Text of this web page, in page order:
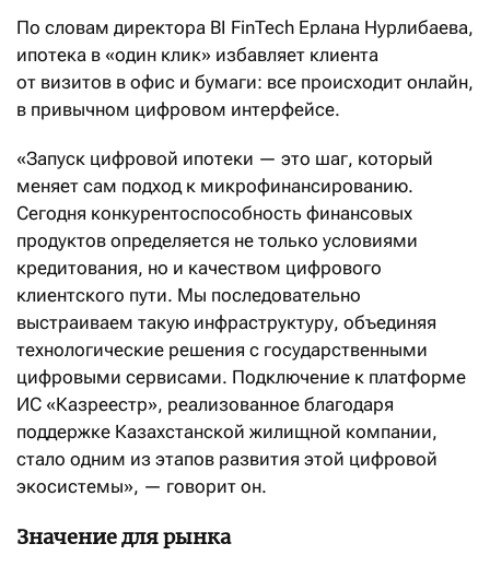
По словам директора BI FinTech Ерлана Нурлибаева,
ипотека в «один клик» избавляет клиента
от визитов в офис и бумаги: все происходит онлайн,
в привычном цифровом интерфейсе.
«Запуск цифровой ипотеки — это шаг, который
меняет сам подход к микрофинансированию.
Сегодня конкурентоспособность финансовых
продуктов определяется не только условиями
кредитования, но и качеством цифрового
клиентского пути. Мы последовательно
выстраиваем такую инфраструктуру, объединяя
технологические решения с государственными
цифровыми сервисами. Подключение к платформе
ИС «Казреестр», реализованное благодаря
поддержке Казахстанской жилищной компании,
стало одним из этапов развития этой цифровой
экосистемы», — говорит он.
Значение для рынка